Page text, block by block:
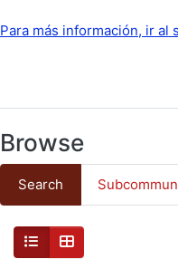
Para más información, ir al
Browse
Search